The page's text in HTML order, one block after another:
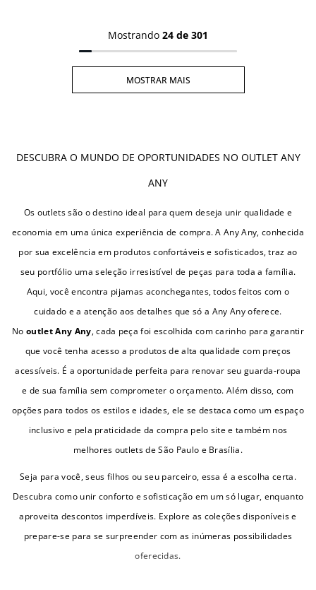
Mostrando 24 de 301
MOSTRAR MAIS
DESCUBRA O MUNDO DE OPORTUNIDADES NO OUTLET ANY
ANY
Os outlets são o destino ideal para quem deseja unir qualidade e
economia em uma única experiência de compra. A Any Any, conhecida
por sua excelência em produtos confortáveis e sofisticados, traz ao
seu portfólio uma seleção irresistível de peças para toda a família.
Aqui, você encontra pijamas aconchegantes, todos feitos com o
cuidado e a atenção aos detalhes que só a Any Any oferece.
Nooutlet Any Any, cada peça foi escolhida com carinho para garantir
que você tenha acesso a produtos de alta qualidade com preços
acessíveis. É a oportunidade perfeita para renovar seu guarda-roupa
e de sua família sem comprometer o orçamento. Além disso, com
opções para todos os estilos e idades, ele se destaca como um espaço
inclusivo e pela praticidade da compra pelo site e também nos
melhores outlets de São Paulo e Brasília.
Seja para você, seus filhos ou seu parceiro, essa é a escolha certa.
Descubra como unir conforto e sofisticação em um só lugar, enquanto
aproveita descontos imperdíveis. Explore as coleções disponíveis e
prepare-se para se surpreender com as inúmeras possibilidades
oferecidas.